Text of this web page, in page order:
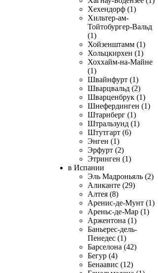
Хехендорф (1)
Хильтер-ам-
Тойтобургер-Вальд
(1)
Хойзенштамм (1)
Хольцкирхен (1)
Хоххайм-на-Майне
(1)
Швайнфурт (1)
Шварцвальд (2)
Шварценбрук (1)
Шнефердинген (1)
Штарнберг (1)
Штральзунд (1)
Штутгарт (6)
Энген (1)
Эрфурт (2)
Этринген (1)
в Испании
Эль Мадроньяль (2)
Аликанте (29)
Алтея (8)
Аренис-де-Мунт (1)
Ареньс-де-Мар (1)
Аржентона (1)
Баньерес-дель-
Пенедес (1)
Барселона (42)
Бегур (4)
Бенаавис (12)